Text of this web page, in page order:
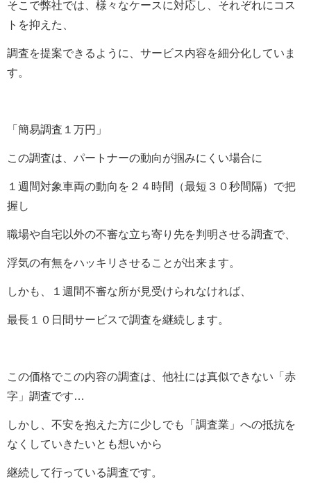
そこで弊社では、様々なケースに対応し、それぞれにコス
トを抑えた、
調査を提案できるように、サービス内容を細分化していま
す。
「簡易調査１万円」
この調査は、パートナーの動向が掴みにくい場合に
１週間対象車両の動向を２４時間（最短３０秒間隔）で把
握し
職場や自宅以外の不審な立ち寄り先を判明させる調査で、
浮気の有無をハッキリさせることが出来ます。
しかも、１週間不審な所が見受けられなければ、
最長１０日間サービスで調査を継続します。
この価格でこの内容の調査は、他社には真似できない「赤
字」調査です…
しかし、不安を抱えた方に少しでも「調査業」への抵抗を
なくしていきたいとも想いから
継続して行っている調査です。